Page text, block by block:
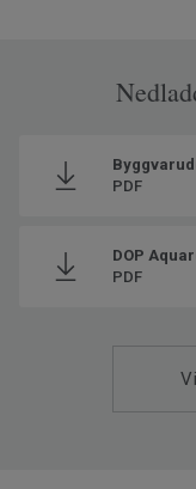
PDF
DOP
PDF